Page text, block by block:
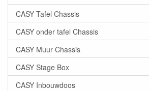
CASY Tafel Chassis
CASY onder tafel Chassis
CASY Muur Chassis
CASY Stage Box
CASY Inbouwdoos